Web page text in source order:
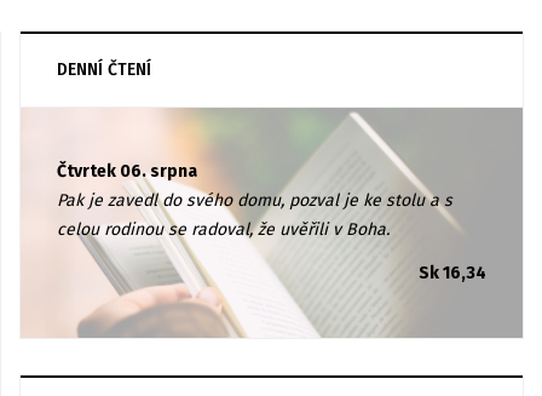
DENNÍ ČTENÍ
Čtvrtek 06. srpna
Pak je zavedl do svého domu, pozval je ke stolu a s
celou rodinou se radoval, že uvěřili v Boha.
Sk 16,34